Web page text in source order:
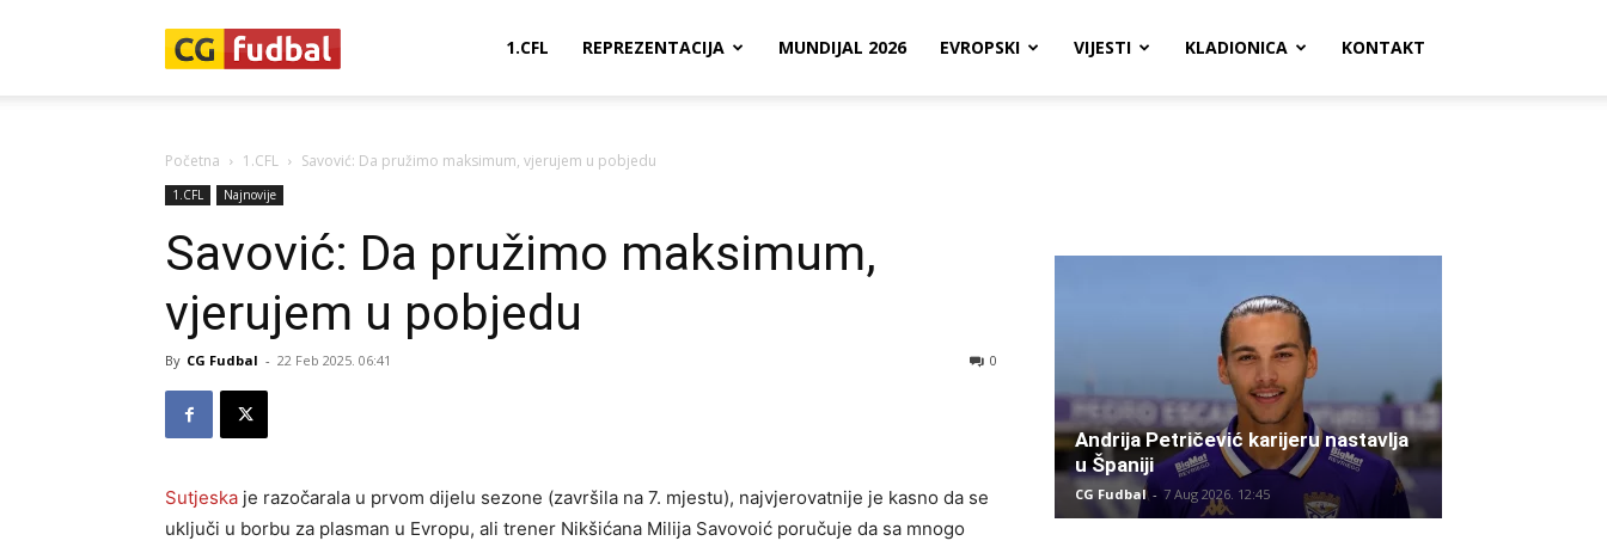
1.CFL REPREZENTACIJA MUNDIJAL 2026 EVROPSKI VIJESTI KLADIONICA KONTAKT
Početna 1.CFL Savović: Da pružimo maksimum, vjerujem u pobjedu
1.CFL Najnovije
Savović: Da pružimo maksimum,
vjerujem u pobjedu
By CG Fudbal - 22 Feb 2025. 06:41 0
Sutjeska je razočarala u prvom dijelu sezone (završila na 7. mjestu), najvjerovatnije je kasno da se
uključi u borbu za plasman u Evropu, ali trener Nikšićana Milija Savovoić poručuje da sa mnogo
Andrija Petričević karijeru nastavlja
u Španiji
CG Fudbal - 7 Aug 2026. 12:45